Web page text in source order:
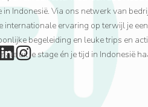
in Indonesië. Via ons netwerk van
internationale ervaring op terwijl je
begeleiding en leuke trips en
uit je stage én je tijd in Indonesië